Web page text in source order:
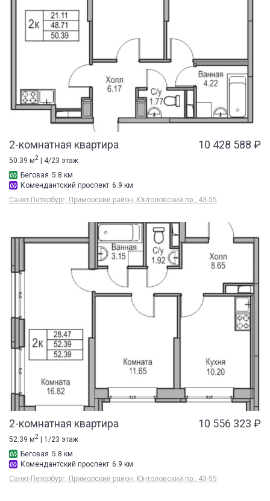
2-комнатная квартира 10 428 588 ₽
50.39 м2 | 4/23 этаж
Беговая 5.8 км
Комендантский проспект 6.9 км
Санкт-Петербург, Приморский район, Юнтоловский пр., 43-55
2-комнатная квартира 10 556 323 ₽
52.39 м2
| 1/23 этаж
Беговая 5.8 км
Комендантский проспект 6.9 км
Санкт-Петербург, Приморский район, Юнтоловский пр., 43-55